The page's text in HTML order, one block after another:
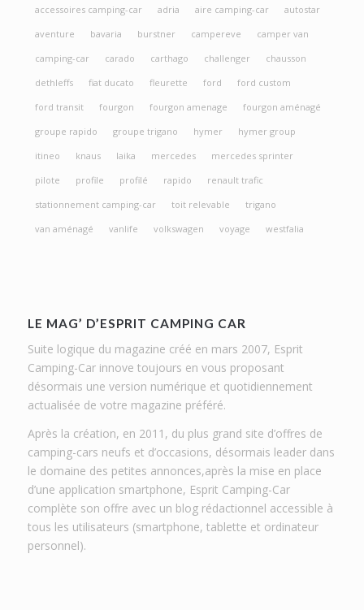
accessoires camping-car adria aire camping-car
autostar
aventure
bavaria burstner campereve
camper van
camping-car
carado carthago challenger
chausson
dethleffs
fiat ducato fleurette ford
ford custom
ford transit
fourgon fourgon amenage
fourgon aménagé
groupe rapido
groupe trigano hymer
hymer group
itineo
knaus laika mercedes
mercedes sprinter
pilote
profile profilé rapido
renault trafic
stationnement camping-car
toit relevable
trigano
van aménagé
vanlife volkswagen voyage westfalia
LE MAG’ D’ESPRIT CAMPING CAR
Suite logique du magazine créé en mars 2007, Esprit
Camping-Car innove toujours en vous proposant
désormais une version numérique et quotidiennement
actualisée de votre magazine préféré.
Après la création, en 2011, du plus grand site d’offres de
camping-cars neufs et d’occasions, désormais leader dans
le domaine des petites annonces,après la mise en place
d’une application smartphone, Esprit Camping-Car
complète son offre avec un blog rédactionnel accessible à
tous les utilisateurs (smartphone, tablette et ordinateur
personnel).